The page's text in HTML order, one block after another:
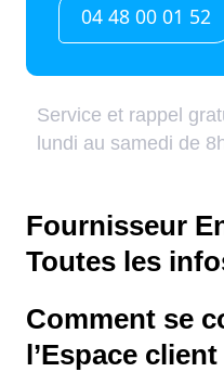
Fournisseur
Toutes les
Comment se
l’Espace